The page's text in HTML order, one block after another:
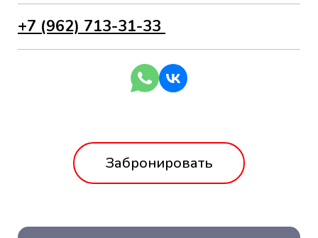
+7 (962) 713-31-33
Забронировать